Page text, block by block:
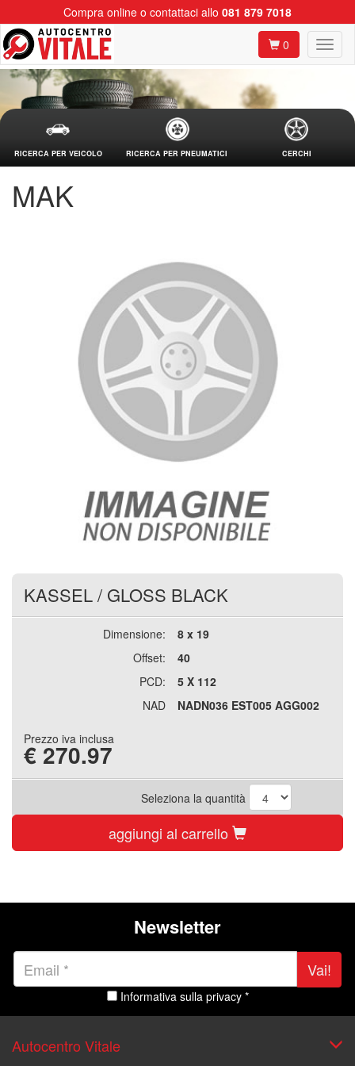
Compra online o contattaci allo 081 879 7018
0
RICERCA PER VEICOLO RICERCA PER PNEUMATICI CERCHI
MAK
KASSEL/ GLOSS BLACK
Dimensione:
8 x 19
Offset:
40
PCD:
5 X 112
NAD
NADN036 EST005 AGG002
Prezzo iva inclusa
€ 270.97
Seleziona la quantità
aggiungi al carrello
Newsletter
Vai!
Informativa sulla privacy *
Autocentro Vitale